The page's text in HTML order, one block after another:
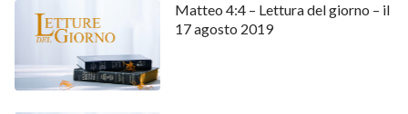
Matteo 4:4 – Lettura del giorno – il
17 agosto 2019